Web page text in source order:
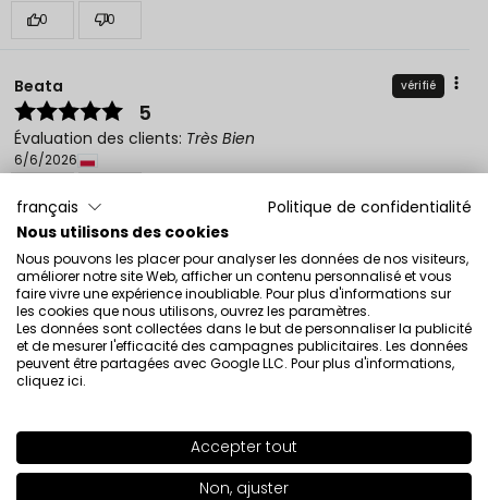
SHADE 555 >
0
0
Beata vérifié
5
Évaluation des clients: Très Bien
6/6/2026
Paulina vérifié
5
Évaluation des clients:Très Bien
2/14/2026
0
1
français
Politique de confidentialité
Nous utilisons des cookies
Nous pouvons les placer pour analyser les données de nos visiteurs,
améliorer notre site Web, afficher un contenu personnalisé et vous
faire vivre une expérience inoubliable. Pour plus d'informations sur
les cookies que nous utilisons, ouvrez les paramètres.
Les données sont collectées dans le but de personnaliser la publicité
et de mesurer l'efficacité des campagnes publicitaires. Les données
peuvent être partagées avec Google LLC. Pour plus d'informations,
cliquez ici.
Accepter tout
Non, ajuster